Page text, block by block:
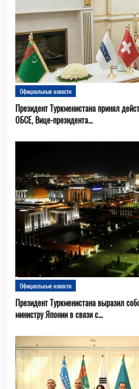
Официальные новости
Президент Туркменистана принял
ОБСЕ, Вице-президента...
Официальные новости
Президент Туркменистана выразил
министру Японии в связи с...